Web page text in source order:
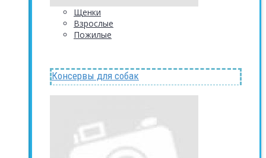
Щенки
Взрослые
Пожилые
Консервы для собак